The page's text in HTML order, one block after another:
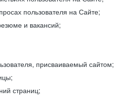
пользователя на Сайте;
и вакансий;
присваиваемый сайтом;
страниц;